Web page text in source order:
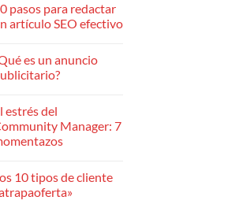
pasos para redactar
artículo SEO efectivo
es un anuncio
estrés del
Manager: 7
10 tipos de cliente